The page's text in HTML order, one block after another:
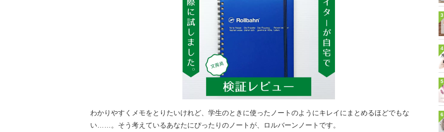
わかりやすくメモをとりたいけれど、学生のときに使ったノートのようにキレイにまとめるほどでもな
い……。そう考えているあなたにぴったりのノートが、ロルバーンノートです。
3
4
5
6